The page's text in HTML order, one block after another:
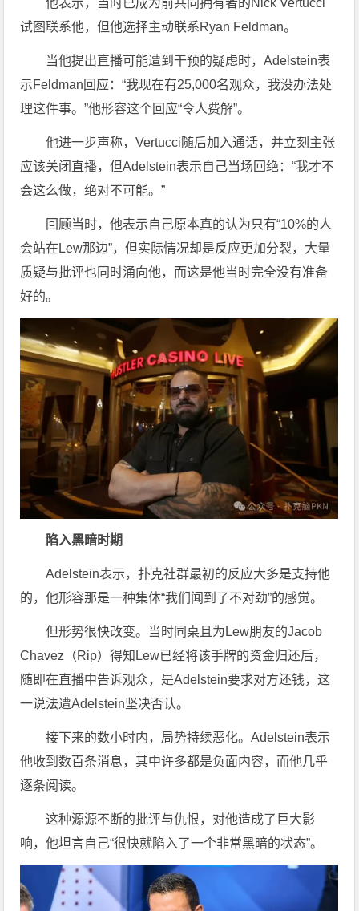
他表示，当时已成为前共同拥有者的Nick Vertucci
试图联系他，但他选择主动联系Ryan Feldman。
当他提出直播可能遭到干预的疑虑时，Adelstein表
示Feldman回应：“我现在有25,000名观众，我没办法处
理这件事。”他形容这个回应“令人费解”。
他进一步声称，Vertucci随后加入通话，并立刻主张
应该关闭直播，但Adelstein表示自己当场回绝：“我才不
会这么做，绝对不可能。”
回顾当时，他表示自己原本真的认为只有“10%的人
会站在Lew那边”，但实际情况却是反应更加分裂，大量
质疑与批评也同时涌向他，而这是他当时完全没有准备
好的。
陷入黑暗时期
Adelstein表示，扑克社群最初的反应大多是支持他
的，他形容那是一种集体“我们闻到了不对劲”的感觉。
但形势很快改变。当时同桌且为Lew朋友的Jacob
Chavez（Rip）得知Lew已经将该手牌的资金归还后，
随即在直播中告诉观众，是Adelstein要求对方还钱，这
一说法遭Adelstein坚决否认。
接下来的数小时内，局势持续恶化。Adelstein表示
他收到数百条消息，其中许多都是负面内容，而他几乎
逐条阅读。
这种源源不断的批评与仇恨，对他造成了巨大影
响，他坦言自己“很快就陷入了一个非常黑暗的状态”。